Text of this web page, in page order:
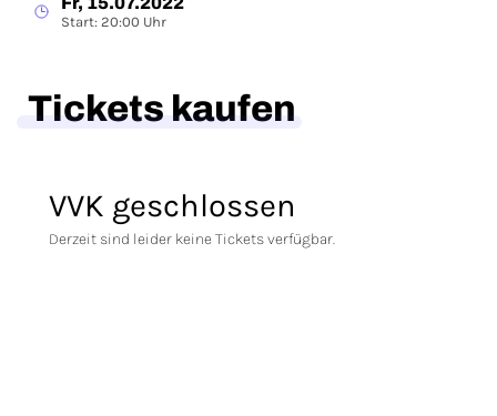
Start: 20:00 Uhr
Tickets kaufen
VVK geschlossen
Derzeit sind leider keine Tickets verfügbar.